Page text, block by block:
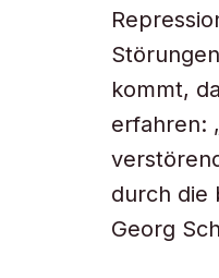
kommt,
erfahren:
durch die
Georg